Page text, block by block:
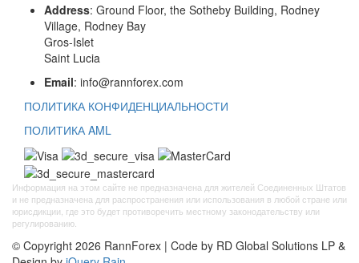
Address: Ground Floor, the Sotheby Building, Rodney
Village, Rodney Bay
Gros-Islet
Saint Lucia
Email: info@rannforex.com
ПОЛИТИКА КОНФИДЕНЦИАЛЬНОСТИ
ПОЛИТИКА AML
Информация на этом сайте не предназначена для жителей Соединенных Штатов
и не предназначена для распространения или использования в любой стране или
юрисдикции, где это будет противоречить местному законодательству или
регулированию.
© Copyright 2026 RannForex | Code by RD Global Solutions LP &